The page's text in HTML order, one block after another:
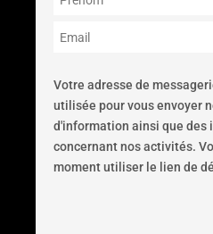
Votre adresse de
utilisée pour vous envoyer
d'information ainsi que des
concernant nos activités.
moment utiliser le lien de